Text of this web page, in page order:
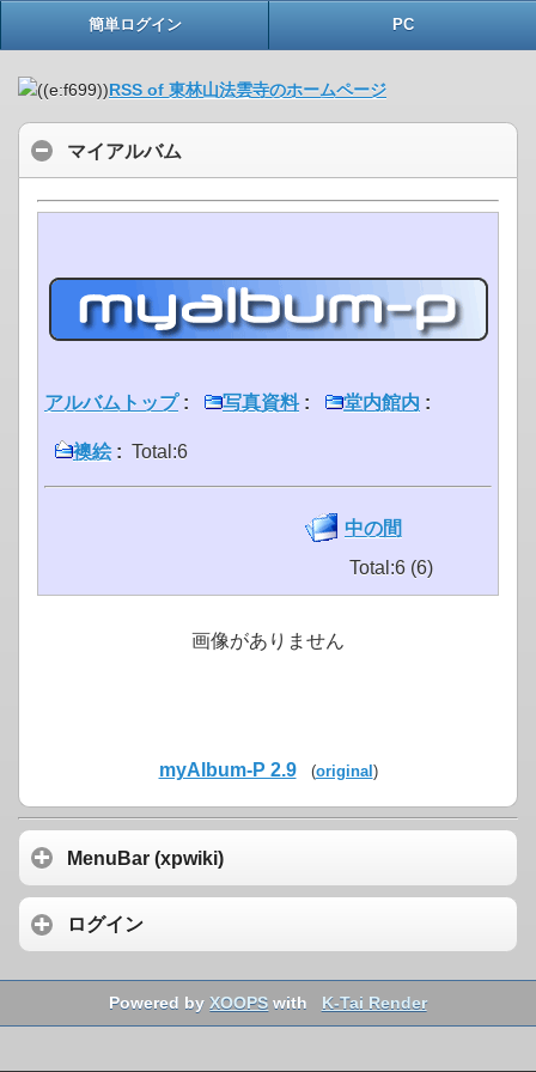
簡単ログイン PC
RSS of 東林山法雲寺のホームページ
マイアルバム
アルバムトップ: 写真資料: 堂内館内 :
襖絵 : Total:6
中の間
Total:6 (6)
画像がありません
myAlbum-P 2.9 (original )
MenuBar (xpwiki)
ログイン
Powered byXOOPS with K-Tai Render